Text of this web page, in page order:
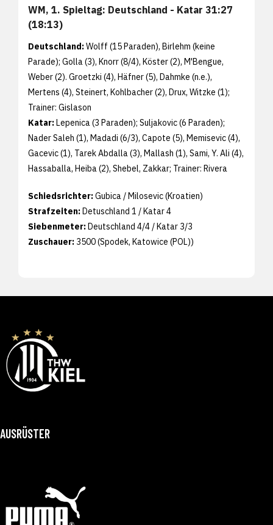
WM, 1. Spieltag: Deutschland - Katar 31:27
(18:13)
Deutschland:Wolff (15 Paraden), Birlehm (keine
Parade); Golla (3), Knorr (8/4), Köster (2), M'Bengue,
Weber (2). Groetzki (4), Häfner (5), Dahmke (n.e.),
Mertens (4), Steinert, Kohlbacher (2), Drux, Witzke (1);
Trainer: Gislason
Katar: Lepenica (3 Paraden); Suljakovic (6 Paraden);
Nader Saleh (1), Madadi (6/3), Capote (5), Memisevic (4),
Gacevic (1), Tarek Abdalla (3), Mallash (1), Sami, Y. Ali (4),
Hassaballa, Heiba (2), Shebel, Zakkar; Trainer: Rivera
Schiedsrichter:Gubica / Milosevic (Kroatien)
Strafzeiten: Detuschland 1 / Katar 4
Siebenmeter: Deutschland 4/4 / Katar 3/3
Zuschauer: 3500 (Spodek, Katowice (POL))
AUSRÜSTER